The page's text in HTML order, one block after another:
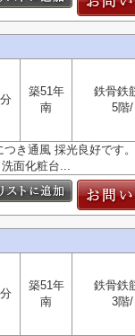
築51年
南
鉄骨鉄
5階/
き通風 採光良好です
面化粧台...
築51年
南
鉄骨鉄
3階/